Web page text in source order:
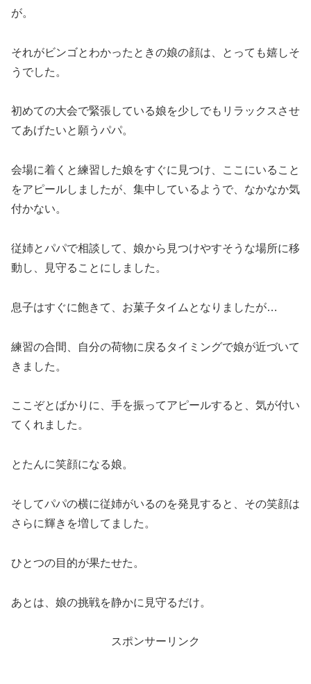
が。
それがビンゴとわかったときの娘の顔は、とっても嬉しそ
うでした。
初めての大会で緊張している娘を少しでもリラックスさせ
てあげたいと願うパパ。
会場に着くと練習した娘をすぐに見つけ、ここにいること
をアピールしましたが、集中しているようで、なかなか気
付かない。
従姉とパパで相談して、娘から見つけやすそうな場所に移
動し、見守ることにしました。
息子はすぐに飽きて、お菓子タイムとなりましたが…
練習の合間、自分の荷物に戻るタイミングで娘が近づいて
きました。
ここぞとばかりに、手を振ってアピールすると、気が付い
てくれました。
とたんに笑顔になる娘。
そしてパパの横に従姉がいるのを発見すると、その笑顔は
さらに輝きを増してました。
ひとつの目的が果たせた。
あとは、娘の挑戦を静かに見守るだけ。
スポンサーリンク